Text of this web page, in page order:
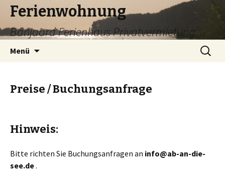
Ferienwohnung
Banjaard Ferienhaus Privatvermietung
Menü
Suchen
nach:
Preise / Buchungsanfrage
Hinweis:
Bitte richten Sie Buchungsanfragen an info@ab-an-die-
see.de.